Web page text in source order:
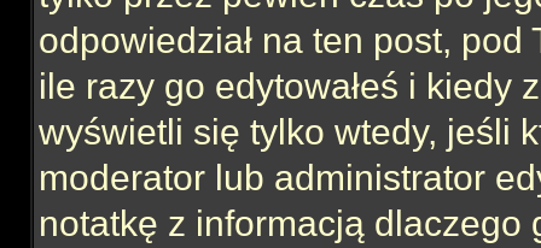
odpowiedział na ten post,
ile razy go edytowałeś i kiedy
wyświetli się tylko wtedy, jeśli
moderator lub administrator
notatkę z informacją